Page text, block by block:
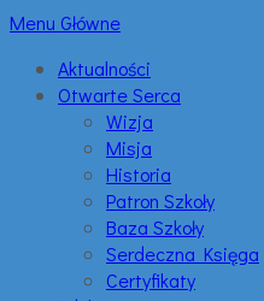
Menu Główne
Aktualności
Otwarte Serca
Wizja
Misja
Historia
Patron Szkoły
Baza Szkoły
Serdeczna Księga
Certyfikaty